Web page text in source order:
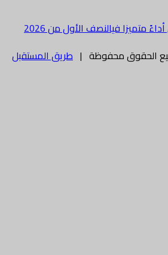
متميزا فيالنصف الأول من 2026
طريق المستقبل